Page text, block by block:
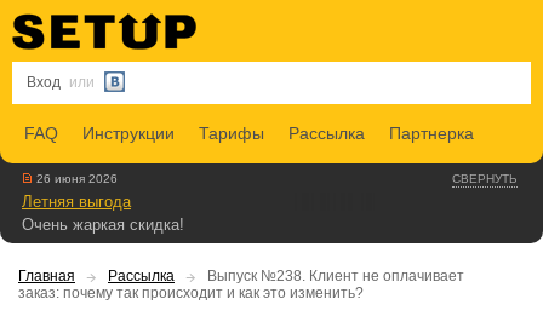
Вход или
FAQ Инструкции Тарифы Рассылка Партнерка
СВЕРНУТЬ
26 июня 2026
Летняя выгода
Очень жаркая скидка!
Главная Рассылка
Выпуск №238. Клиент не оплачивает
заказ: почему так происходит и как это изменить?